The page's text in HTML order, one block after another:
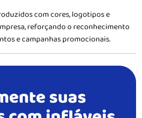
com cores, logotipos e
reforçando o reconhecimento
e campanhas promocionais.